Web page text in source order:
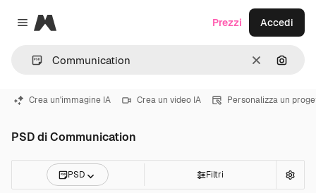
Close menu
Magnific
CancellaCerca
Prezzi Accedi
Crea un'immagine IA Crea un video IA Personalizza un
PSD di Communication
PSD Filtri